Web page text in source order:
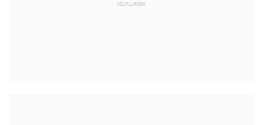
REKLAMA